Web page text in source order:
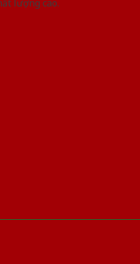
lượng cao.